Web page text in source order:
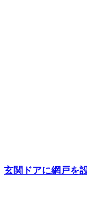
玄関ドアに網戸を